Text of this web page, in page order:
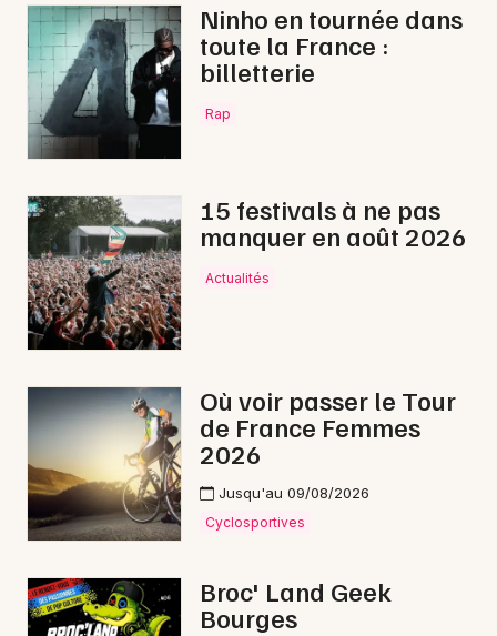
Expos
Sorties & loisirs
Lotos dans le Cher
Lotos dans le Centre-Val de Loire
Artistes en tournée
Actus à Vierzon
Magazine à Vierzon
Ninho en tournée dans
toute la France :
billetterie
Rap
15 festivals à ne pas
manquer en août 2026
Actualités
Où voir passer le Tour
de France Femmes
2026
Jusqu'au 09/08/2026
Cyclosportives
Broc' Land Geek
Bourges